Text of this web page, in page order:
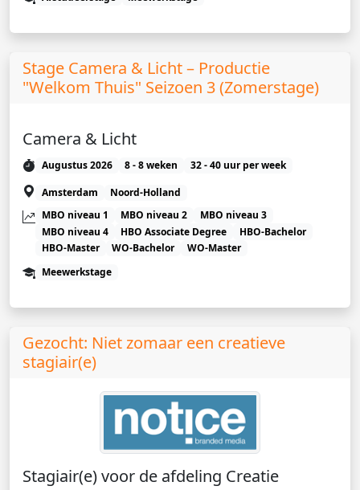
Stage Camera & Licht – Productie
"Welkom Thuis" Seizoen 3 (Zomerstage)
Camera & Licht
Augustus 2026 8 - 8 weken
32 - 40 uur per week
Amsterdam
Noord-Holland
MBO niveau 1
MBO niveau 2
MBO niveau 3
MBO niveau 4
HBO Associate Degree
HBO-Bachelor
HBO-Master
WO-Bachelor
WO-Master
Meewerkstage
Gezocht: Niet zomaar een creatieve
stagiair(e)
Stagiair(e) voor de afdeling Creatie